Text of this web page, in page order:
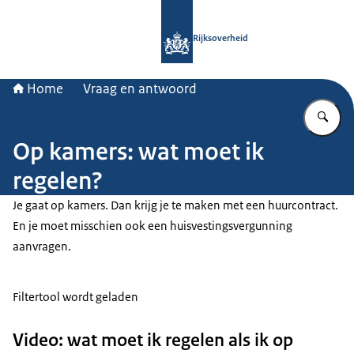
Rijksoverheid
Home Vraag en antwoord
Op kamers: wat moet ik
regelen?
Je gaat op kamers. Dan krijg je te maken met een huurcontract.
En je moet misschien ook een huisvestingsvergunning
aanvragen.
Filtertool wordt geladen
Video: wat moet ik regelen als ik op